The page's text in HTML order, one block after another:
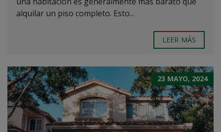
alquilar un piso completo. Esto...
LEER MÁS
23 MAYO, 2024